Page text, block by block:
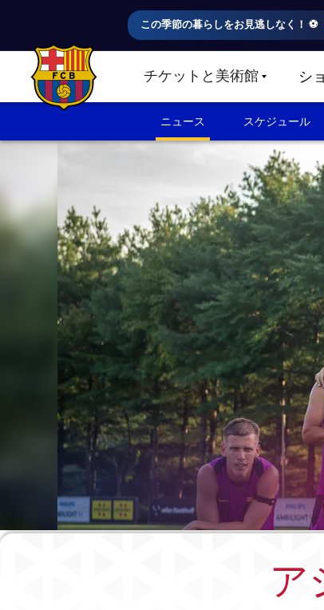
この季節の暮らしをお見逃しなく！ ⚽️
FC Barcelona club badge チケットと美術館LABEL.SHARE.CARETDOWN
シ
ニュース スケジュール
ア